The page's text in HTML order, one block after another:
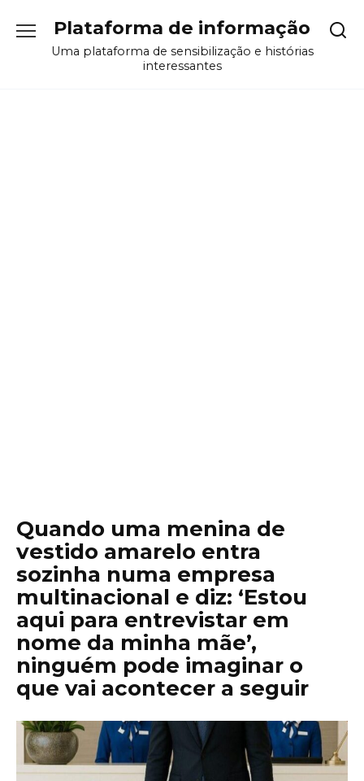
содержанию
Plataforma de informação
Uma plataforma de sensibilização e histórias
interessantes
Quando uma menina de
vestido amarelo entra
sozinha numa empresa
multinacional e diz: ‘Estou
aqui para entrevistar em
nome da minha mãe’,
ninguém pode imaginar o
que vai acontecer a seguir